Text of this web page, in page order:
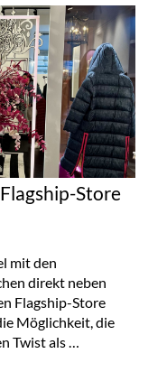
Store
mit den
direkt neben
Flagship-Store
Möglichkeit, die
Twist als …
Store in München“